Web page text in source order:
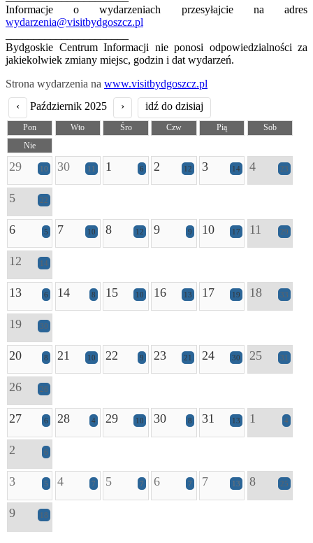
Informacje o wydarzeniach przesyłajcie na adres
wydarzenia@visitbydgoszcz.pl
Bydgoskie Centrum Informacji nie ponosi odpowiedzialności za
jakiekolwiek zmiany miejsc, godzin i dat wydarzeń.
Strona wydarzenia na www.visitbydgoszcz.pl
‹
Październik 2025 › idź do dzisiaj
Pon Wto Śro Czw Pią
Sob
Nie
29 10 30 11 1 6 2 12 3 14 4 23
5 22
6 5 7 10 8 12 9 9 10 17 11 29
12 14
13 6 14 8 15 10 16 13 17 19 18 33
19 30
20 8 21 10 22 9 23 21 24 30 25 31
26 26
27 6 28 4 29 10 30 8 31 13 1 4
2 6
3 5 4 7 5 7 6 7 7 13 8 25
9 18